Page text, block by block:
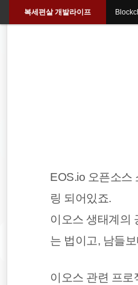
문
복세편살 개발라이프
EOS.io 오픈소스
링 되어있죠.
이오스 생태계의
는 법이고, 남들
이오스 관련 프